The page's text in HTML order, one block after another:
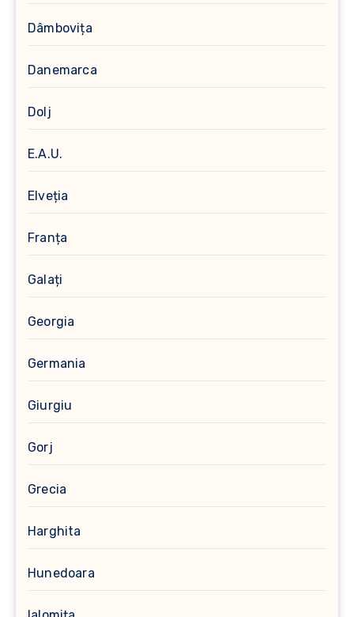
Dâmbovița
Danemarca
Dolj
E.A.U.
Elveția
Franța
Galați
Georgia
Germania
Giurgiu
Gorj
Grecia
Harghita
Hunedoara